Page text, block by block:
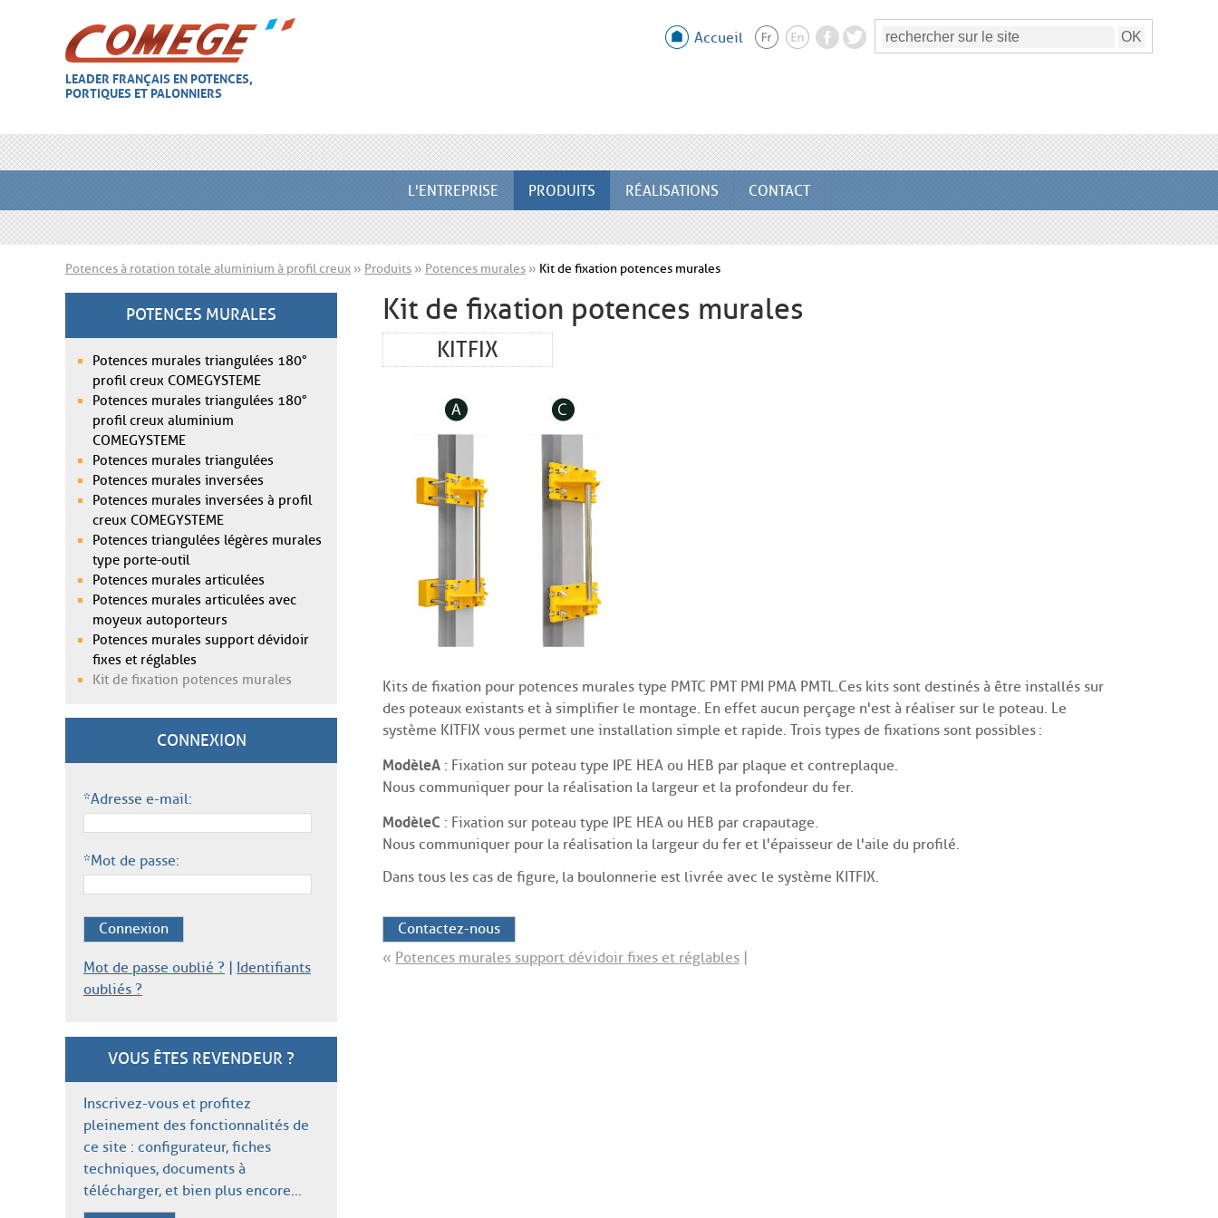
LEADER FRANÇAIS EN POTENCES,
PORTIQUES ET PALONNIERS
Accueil
L'ENTREPRISE PRODUITS RÉALISATIONS CONTACT
Potences à rotation totale aluminium à profil creux » Produits » Potences murales » Kit de fixation potences murales
POTENCES MURALES
Potences murales triangulées 180°
profil creux COMEGYSTEME
Potences murales triangulées 180°
profil creux aluminium
COMEGYSTEME
Potences murales triangulées
Potences murales inversées
Potences murales inversées à profil
creux COMEGYSTEME
Potences triangulées légères murales
type porte-outil
Potences murales articulées
Potences murales articulées avec
moyeux autoporteurs
Potences murales support dévidoir
fixes et réglables
Kit de fixation potences murales
CONNEXION
*Adresse e-mail:
*Mot de passe:
Connexion
Mot de passe oublié ? | Identifiants
oubliés ?
VOUS ÊTES REVENDEUR ?
Inscrivez-vous et profitez
pleinement des fonctionnalités de
ce site : configurateur, fiches
techniques, documents à
télécharger, et bien plus encore…
Kit de fixation potences murales
KITFIX
Kits de fixation pour potences murales type PMTC PMT PMI PMA PMTL.Ces kits sont destinés à être installés sur
des poteaux existants et à simplifier le montage. En effet aucun perçage n'est à réaliser sur le poteau. Le
système KITFIX vous permet une installation simple et rapide. Trois types de fixations sont possibles :
Modèle A : Fixation sur poteau type IPE HEA ou HEB par plaque et contreplaque.
Nous communiquer pour la réalisation la largeur et la profondeur du fer.
Modèle C : Fixation sur poteau type IPE HEA ou HEB par crapautage.
Nous communiquer pour la réalisation la largeur du fer et l'épaisseur de l'aile du profilé.
Dans tous les cas de figure, la boulonnerie est livrée avec le système KITFIX.
Contactez-nous
« Potences murales support dévidoir fixes et réglables